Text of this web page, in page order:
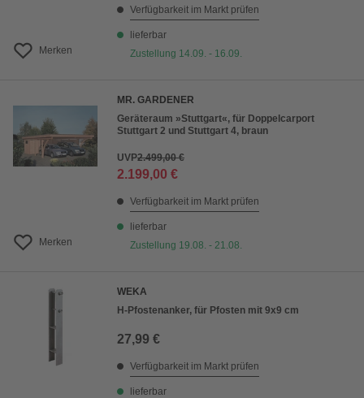
Merken
Verfügbarkeit im Markt prüfen
lieferbar
Zustellung 14.09. - 16.09.
Merken
MR. GARDENER
Geräteraum »Stuttgart«, für Doppelcarport
Stuttgart 2 und Stuttgart 4, braun
UVP2.499,00 €
2.199,00 €
Verfügbarkeit im Markt prüfen
lieferbar
Zustellung 19.08. - 21.08.
WEKA
H-Pfostenanker, für Pfosten mit 9x9 cm
27,99 €
Verfügbarkeit im Markt prüfen
lieferbar